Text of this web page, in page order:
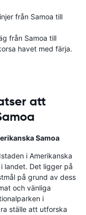
från Samoa till
från Samoa till
havet med färja.
att
Samoa
i Amerikanska
landet. Det ligger på
på grund av dess
och vänliga
i
ställe att utforska